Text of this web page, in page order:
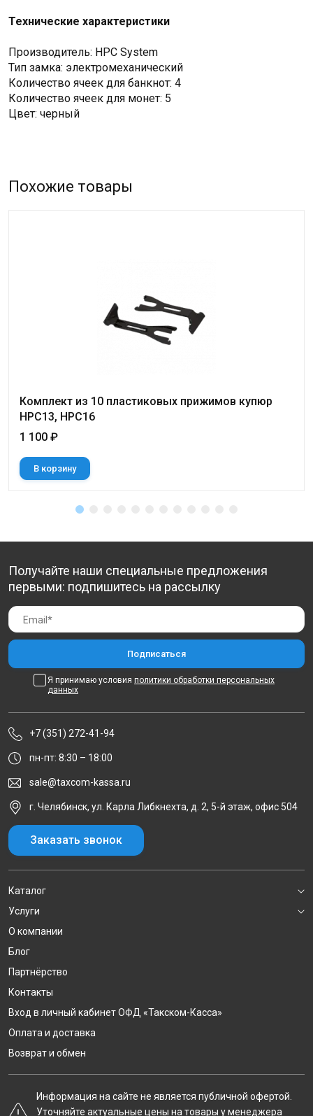
Технические характеристики
Производитель: HPC System
Тип замка: электромеханический
Количество ячеек для банкнот: 4
Количество ячеек для монет: 5
Цвет: черный
Похожие товары
Комплект из 10 пластиковых прижимов купюр
НРС13, HPC16
1 100 ₽
В корзину
Получайте наши специальные предложения
первыми: подпишитесь на рассылку
Я принимаю условия политики обработки персональных
данных
+7 (351) 272-41-94
пн-пт: 8:30 – 18:00
sale@taxcom-kassa.ru
г. Челябинск, ул. Карла Либкнехта, д. 2, 5-й этаж, офис 504
Заказать звонок
Каталог
Услуги
О компании
Блог
Партнёрство
Контакты
Вход в личный кабинет ОФД «Такском-Касса»
Оплата и доставка
Возврат и обмен
Информация на сайте не является публичной офертой.
Уточняйте актуальные цены на товары у менеджера